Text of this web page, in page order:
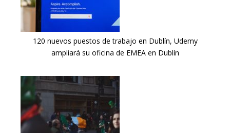
120 nuevos puestos de trabajo en Dublín, Udemy
ampliará su oficina de EMEA en Dublín